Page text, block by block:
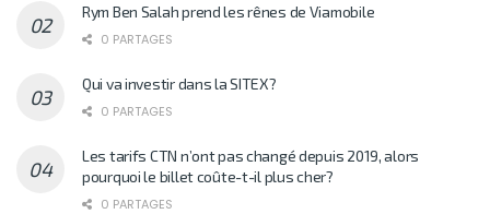
Rym Ben Salah prend les rênes de Viamobile
0 PARTAGES
Qui va investir dans la SITEX?
0 PARTAGES
Les tarifs CTN n’ont pas changé depuis 2019, alors
pourquoi le billet coûte-t-il plus cher?
0 PARTAGES